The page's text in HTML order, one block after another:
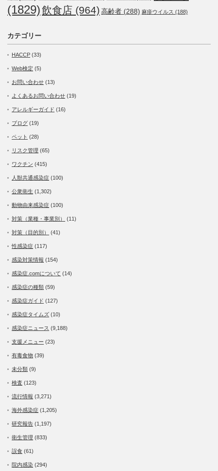
(1829)飲食店 (964) 高齢者 (288) 麻疹ウイルス (188)
カテゴリー
HACCP (33)
Web検定 (5)
お問い合わせ (13)
よくあるお問い合わせ (19)
アレルギーガイド (16)
ブログ (19)
ペット (28)
リスク管理 (65)
ワクチン (415)
人獣共通感染症 (100)
公衆衛生 (1,302)
動物由来感染症 (100)
対策（業種・事業別） (11)
対策（目的別） (41)
性感染症 (117)
感染対策情報 (154)
感染症.comについて (14)
感染症の種類 (59)
感染症ガイド (127)
感染症タイムズ (10)
感染症ニュース (9,188)
支援メニュー (23)
有毒食物 (39)
未分類 (9)
検査 (123)
流行情報 (3,271)
海外感染症 (1,205)
研究報告 (1,197)
衛生管理 (833)
誤食 (61)
院内感染 (294)